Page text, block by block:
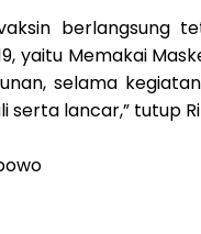
berlangsung
yaitu Memakai
selama
lancar,” tutup